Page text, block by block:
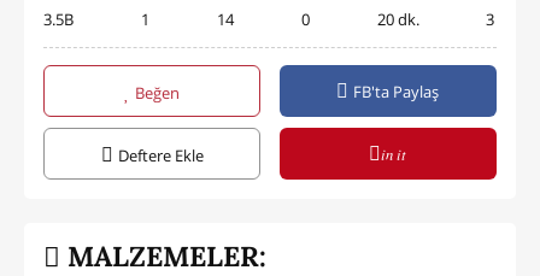
3.5B 1 14 0 20 dk. 3
Beğen FB'ta Paylaş
Deftere Ekle in it
MALZEMELER: